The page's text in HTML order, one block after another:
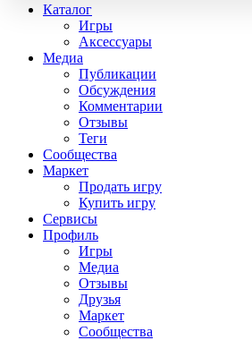
Каталог
Игры
Аксессуары
Медиа
Публикации
Обсуждения
Комментарии
Отзывы
Теги
Сообщества
Маркет
Продать игру
Купить игру
Сервисы
Профиль
Игры
Медиа
Отзывы
Друзья
Маркет
Сообщества